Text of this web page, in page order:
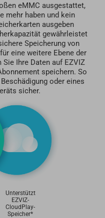
eMMC ausgestattet,
mehr haben und kein
ausgeben
gewährleistet
Speicherung von
eine weitere Ebene der
Ihre Daten auf EZVIZ
speichern. So
oder eines
sicher.
Unterstützt
EZVIZ-
CloudPlay-
Speicher*